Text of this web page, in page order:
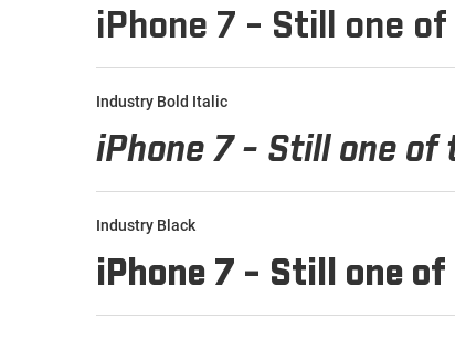
Industry Bold Italic
Industry Black